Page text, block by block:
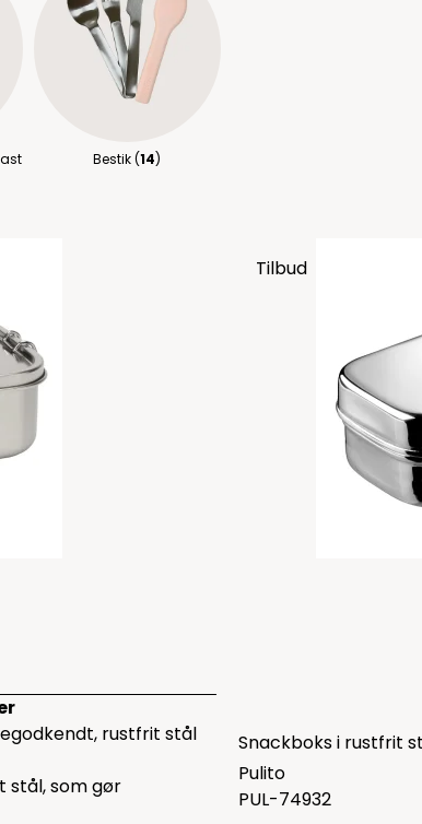
Bestik (14)
rustfrit stål
stål, som gør
Tilbud
Snackboks i rustfrit
Pulito
PUL-74932